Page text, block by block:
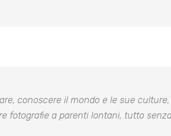
conoscere il mondo e le sue
fotografie a parenti lontani, tutto